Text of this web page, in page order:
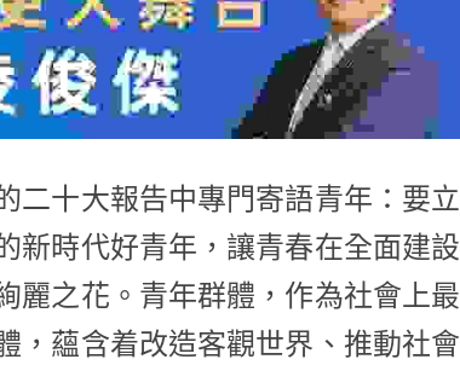
二十大報告中專門寄語青年：要立
新時代好青年，讓青春在全面建設
麗之花。青年群體，作為社會上最
，蘊含着改造客觀世界、推動社會